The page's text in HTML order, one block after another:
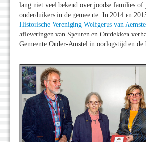
lang niet veel bekend over joodse families of
onderduikers in de gemeente. In 2014 en
Historische Vereniging Wolfgerus van
afleveringen van Speuren en Ontdekken
Gemeente Ouder-Amstel in oorlogstijd en